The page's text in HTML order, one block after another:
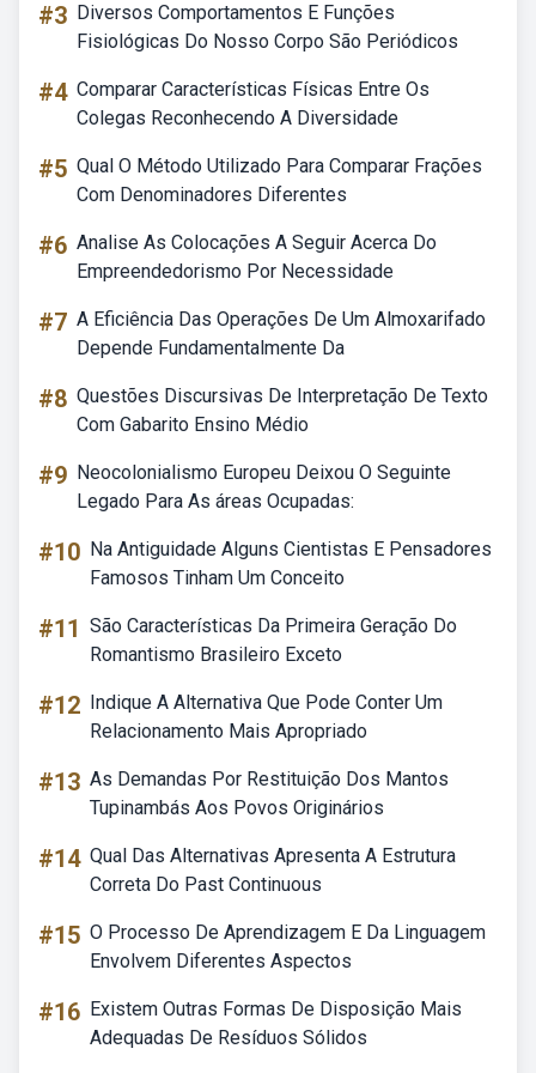
#3 Diversos Comportamentos E Funções
Fisiológicas Do Nosso Corpo São Periódicos
#4 Comparar Características Físicas Entre Os
Colegas Reconhecendo A Diversidade
#5 Qual O Método Utilizado Para Comparar Frações
Com Denominadores Diferentes
#6 Analise As Colocações A Seguir Acerca Do
Empreendedorismo Por Necessidade
#7 A Eficiência Das Operações De Um Almoxarifado
Depende Fundamentalmente Da
#8 Questões Discursivas De Interpretação De Texto
Com Gabarito Ensino Médio
#9 Neocolonialismo Europeu Deixou O Seguinte
Legado Para As áreas Ocupadas:
#10 Na Antiguidade Alguns Cientistas E Pensadores
Famosos Tinham Um Conceito
#11 São Características Da Primeira Geração Do
Romantismo Brasileiro Exceto
#12 Indique A Alternativa Que Pode Conter Um
Relacionamento Mais Apropriado
#13 As Demandas Por Restituição Dos Mantos
Tupinambás Aos Povos Originários
#14 Qual Das Alternativas Apresenta A Estrutura
Correta Do Past Continuous
#15 O Processo De Aprendizagem E Da Linguagem
Envolvem Diferentes Aspectos
#16 Existem Outras Formas De Disposição Mais
Adequadas De Resíduos Sólidos